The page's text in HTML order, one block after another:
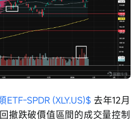
SPDR (XLY.US)$ 去年12月
撤跌破價值區間的成交量控制